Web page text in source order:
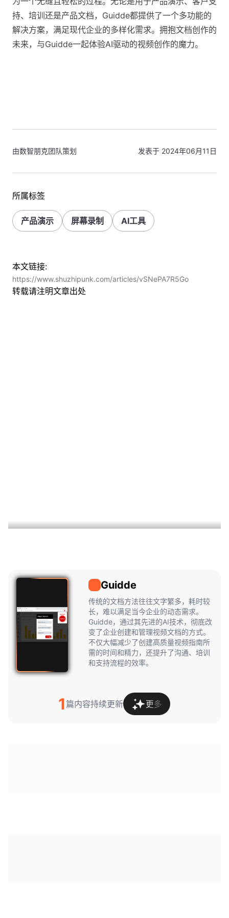
持、培训还是产品文档，Guidde都提供了一个多功能的
解决方案，满足现代企业的多样化需求。拥抱文档创作的
未来，与Guidde一起体验AI驱动的视频创作的魔力。
由数智朋克团队策划 发表于 2024年06月11日
所属标签
产品演示 屏幕录制 AI工具
本文链接:
https://www.shuzhipunk.com/articles/vSNePA7R5Go
转载请注明文章出处
Guidde
传统的文档方法往往文字繁多，耗时较
长，难以满足当今企业的动态需求。
Guidde，通过其先进的AI技术，彻底改
变了企业创建和管理视频文档的方式。
不仅大幅减少了创建高质量视频指南所
需的时间和精力，还提升了沟通、培训
和支持流程的效率。
1篇内容持续更新 更多